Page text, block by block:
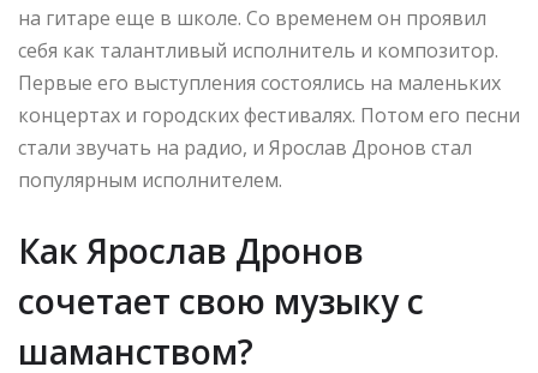
на гитаре еще в школе. Со временем он проявил
себя как талантливый исполнитель и композитор.
Первые его выступления состоялись на маленьких
концертах и городских фестивалях. Потом его песни
стали звучать на радио, и Ярослав Дронов стал
популярным исполнителем.
Как Ярослав Дронов
сочетает свою музыку с
шаманством?